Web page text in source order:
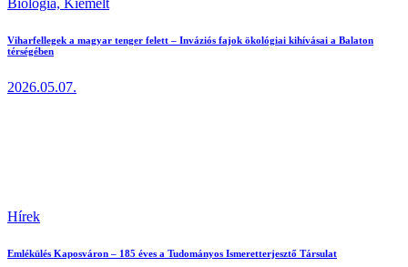
Viharfellegek a magyar tenger felett – Inváziós fajok ökológiai kihívásai a Balaton
térségében
2026.05.07.
Hírek
Emlékülés Kaposváron – 185 éves a Tudományos Ismeretterjesztő Társulat